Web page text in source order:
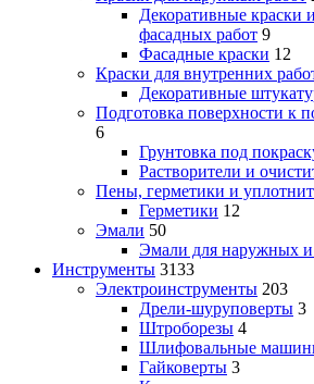
Декоративные краски
фасадных работ 9
Фасадные краски 12
Краски для внутренних
Декоративные
Подготовка поверхности к
6
Грунтовка под
Растворители и
Пены, герметики и
Герметики 12
Эмали 50
Эмали для наружных и
Инструменты 3133
Электроинструменты 203
Дрели-шуруповерты 3
Штроборезы 4
Шлифовальные
Гайковерты 3